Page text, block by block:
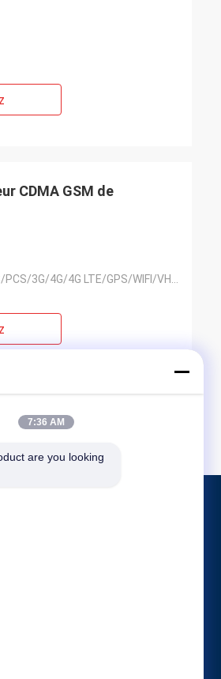
CDMA GSM de
7:36 AM
are you looking